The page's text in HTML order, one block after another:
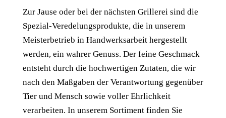
Zur Jause oder bei der nächsten Grillerei sind die
Spezial-Veredelungsprodukte, die in unserem
Meisterbetrieb in Handwerksarbeit hergestellt
werden, ein wahrer Genuss. Der feine Geschmack
entsteht durch die hochwertigen Zutaten, die wir
nach den Maßgaben der Verantwortung gegenüber
Tier und Mensch sowie voller Ehrlichkeit
verarbeiten. In unserem Sortiment finden Sie